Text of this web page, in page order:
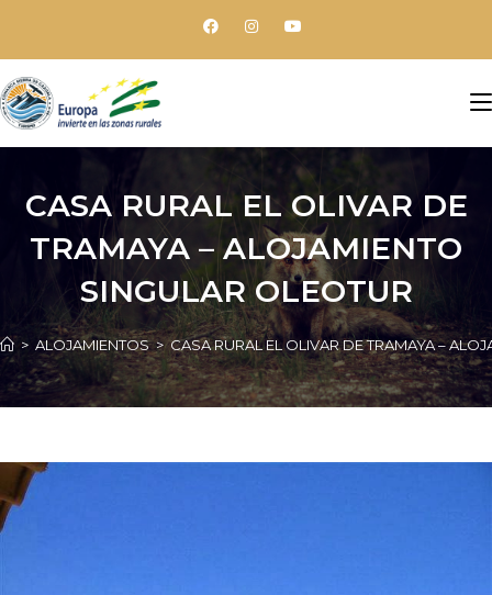
CASA RURAL EL OLIVAR DE
TRAMAYA – ALOJAMIENTO
SINGULAR OLEOTUR
> ALOJAMIENTOS > CASA RURAL EL OLIVAR DE TRAMAYA –